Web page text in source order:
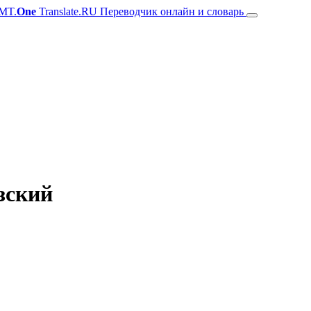
One Translate.RU Переводчик онлайн и словарь